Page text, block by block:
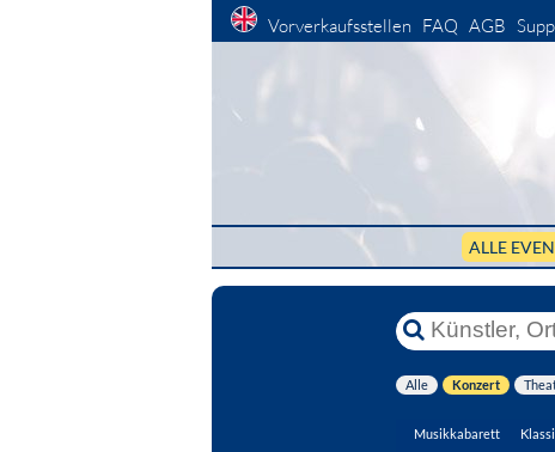
Vorverkaufsstellen FAQ AGB
ALLE
Alle Konzert
Musikkabarett